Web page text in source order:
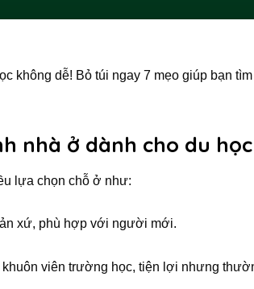
không dễ! Bỏ túi ngay 7 mẹo giúp bạn
nhà ở dành cho du
lựa chọn chỗ ở như:
xứ, phù hợp với người mới.
khuôn viên trường học, tiện lợi nhưng